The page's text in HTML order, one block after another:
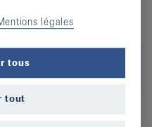
légales
tous
tout